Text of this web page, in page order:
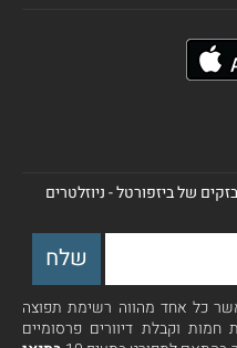
של ביזפורטל - ניוזלטרים
כל אחד מהווה רשימת תפוצה
חמות וקבלת דיוורים פרסומיים